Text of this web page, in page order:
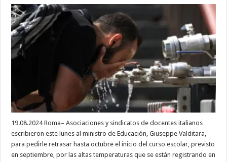
19.08.2024 Roma– Asociaciones y sindicatos de docentes italianos
escribieron este lunes al ministro de Educación, Giuseppe Valditara,
para pedirle retrasar hasta octubre el inicio del curso escolar, previsto
en septiembre, por las altas temperaturas que se están registrando en